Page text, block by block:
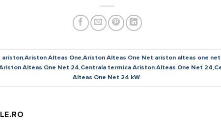
ariston,Ariston Alteas One,Ariston Alteas One Net,ariston alteas one
Alteas One Net 24,Centrala termica Ariston Alteas One Net 24,
Alteas One Net 24 kW.